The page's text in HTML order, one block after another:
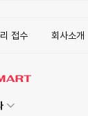
접수 회사소개